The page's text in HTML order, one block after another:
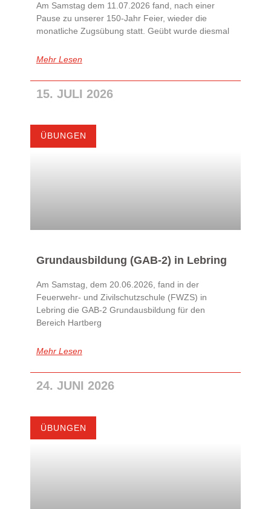
Am Samstag dem 11.07.2026 fand, nach einer
Pause zu unserer 150-Jahr Feier, wieder die
monatliche Zugsübung statt. Geübt wurde diesmal
Mehr Lesen
15. JULI 2026
ÜBUNGEN
Grundausbildung (GAB-2) in Lebring
Am Samstag, dem 20.06.2026, fand in der
Feuerwehr- und Zivilschutzschule (FWZS) in
Lebring die GAB-2 Grundausbildung für den
Bereich Hartberg
Mehr Lesen
24. JUNI 2026
ÜBUNGEN